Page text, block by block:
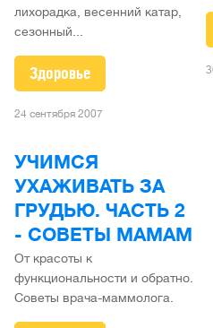
лихорадка, весенний катар,
сезонный...
Здоровье
24 сентября 2007
УЧИМСЯ
УХАЖИВАТЬ ЗА
ГРУДЬЮ. ЧАСТЬ 2
- СОВЕТЫ МАМАМ
От красоты к
функциональности и обратно.
Советы врача-маммолога.